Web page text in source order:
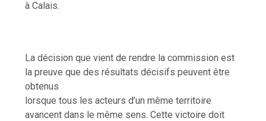
à Calais.
La décision que vient de rendre la commission est
la preuve que des résultats décisifs peuvent être
obtenus
lorsque tous les acteurs d’un même territoire
avancent dans le même sens. Cette victoire doit